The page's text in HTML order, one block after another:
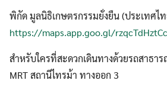
พิกัด มูลนิธิเกษตรกรรมยั่งยืน (ประเทศไ
https://maps.app.goo.gl/
สำหรับใครที่สะดวกเดินทางด้วยรถสาธา
MRT สถานีไทรม้า ทางออก 3